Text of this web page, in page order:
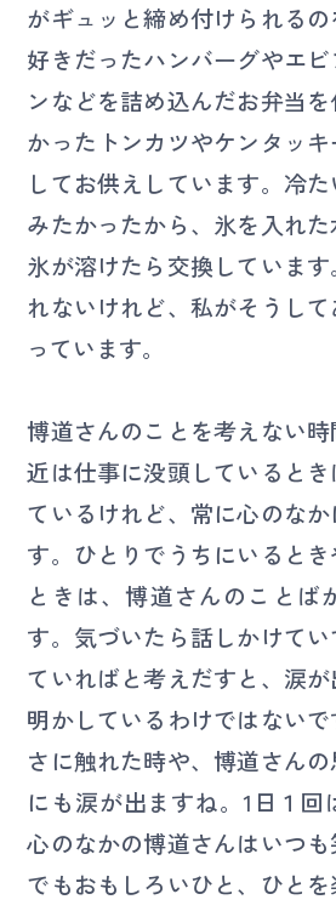
がギュッと締め付けられる
好きだったハンバーグやエ
ンなどを詰め込んだお弁当
かったトンカツやケンタッ
してお供えしています。冷
みたかったから、氷を入れた
氷が溶けたら交換していま
れないけれど、私がそうし
っています。
博道さんのことを考えない
近は仕事に没頭していると
ているけれど、常に心のな
す。ひとりでうちにいると
ときは、博道さんのことば
す。気づいたら話しかけて
ていればと考えだすと、涙
明かしているわけではない
さに触れた時や、博道さん
にも涙が出ますね。1日１回
心のなかの博道さんはいつ
でもおもしろいひと、ひと